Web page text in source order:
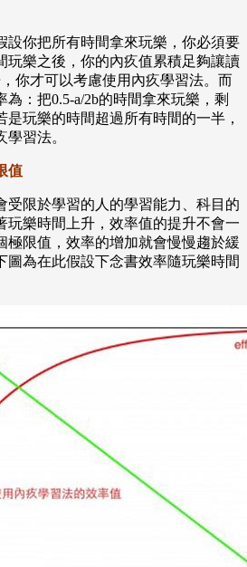
設你把所有時間拿來玩樂，你必須要
玩樂之後，你的內疚值累積足夠讓讀
你才可以考慮使用內疚學習法。而
：把0.5-a/2b的時間拿來玩樂，剩
玩樂的時間超過所有時間的一半，
習法。
值
受限於學習的人的學習能力、科目的
樂時間上升，效率值的提升不會一
極限值，效率的增加就會慢慢趨於緩
圖為在此假設下念書效率隨玩樂時間